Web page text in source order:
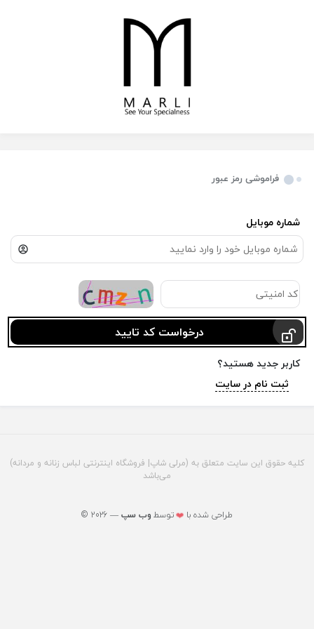
فراموشی رمز عبور
شماره موبایل
درخواست کد تایید
کاربر جدید هستید؟
ثبت نام در سایت
کلیه حقوق این سایت متعلق به (مرلی شاپ| فروشگاه اینترنتی لباس زنانه و مردانه)
می‌باشد
© 2026 — طراحی شده با ❤️توسطوب ‌سپ